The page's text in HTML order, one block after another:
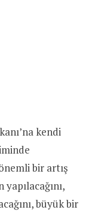
kendi
bir artış
büyük bir